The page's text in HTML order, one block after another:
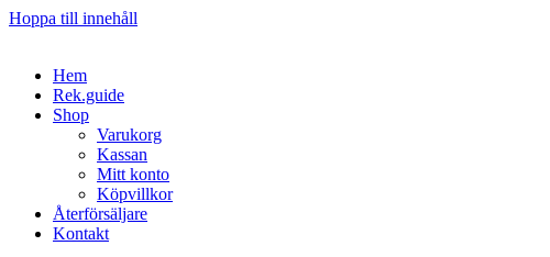
Hoppa till innehåll
Hem
Rek.guide
Shop
Varukorg
Kassan
Mitt konto
Köpvillkor
Återförsäljare
Kontakt